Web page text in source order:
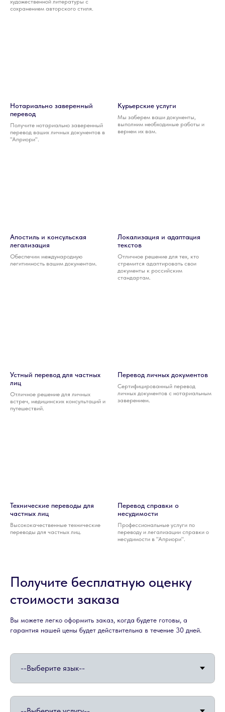
художественной литературы с
сохранением авторского стиля.
Нотариально заверенный
перевод
Получите нотариально заверенный
перевод ваших личных документов в
"Априори".
Курьерские услуги
Мы заберем ваши документы,
выполним необходимые работы и
вернем их вам.
Апостиль и консульская
легализация
Обеспечим международную
легитимность вашим документам.
Локализация и адаптация
текстов
Отличное решение для тех, кто
стремится адаптировать свои
документы к российским
стандартам.
Устный перевод для частных
лиц
Отличное решение для личных
встреч, медицинских консультаций и
путешествий.
Перевод личных документов
Сертифицированный перевод
личных документов с нотариальным
заверением.
Технические переводы для
частных лиц
Высококачественные технические
переводы для частных лиц.
Перевод справки о
несудимости
Профессиональные услуги по
переводу и легализации справки о
несудимости в "Априори".
Получите бесплатную оценку
стоимости заказа
Вы можете легко оформить заказ, когда будете готовы, а
гарантия нашей цены будет действительна в течение 30 дней.